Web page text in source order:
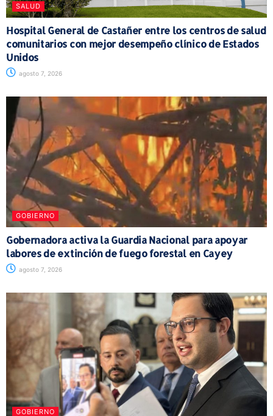
SALUD
Hospital General de Castañer entre los centros de salud
comunitarios con mejor desempeño clínico de Estados
Unidos
agosto 7, 2026
GOBIERNO
Gobernadora activa la Guardia Nacional para apoyar
labores de extinción de fuego forestal en Cayey
agosto 7, 2026
GOBIERNO